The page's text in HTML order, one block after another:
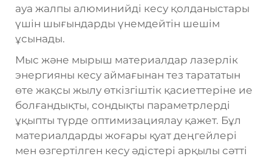
ауа жалпы алюминийді кесу қолданыстары
үшін шығындарды үнемдейтін шешім
ұсынады.
Мыс және мырыш материалдар лазерлік
энергияны кесу аймағынан тез тарататын
өте жақсы жылу өткізгіштік қасиеттеріне ие
болғандықты, сондықты параметрлерді
ұқыпты түрде оптимизациялау қажет. Бұл
материалдарды жоғары қуат деңгейлері
мен өзгертілген кесу әдістері арқылы сәтті